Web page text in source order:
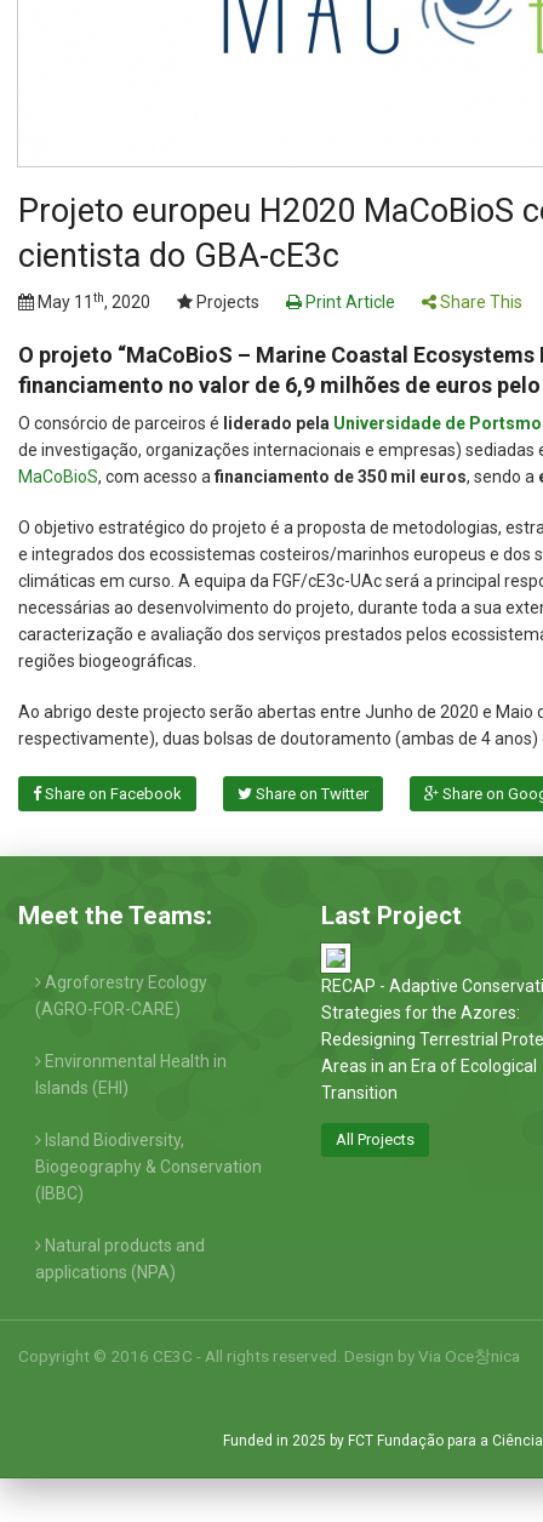
Projeto europeu H2020 MaCoBioS
cientista do GBA-cE3c
May 11 th, 2020 Projects Print Article Share This
O projeto “MaCoBioS – Marine Coastal
financiamento no valor de 6,9 milhões de euros
O consórcio de parceiros é liderado pela Universidade de
de investigação, organizações internacionais e empresas) sediadas
MaCoBioS, com acesso afinanciamento de 350 mil euros, sendo a
O objetivo estratégico do projeto é a proposta de metodologias,
e integrados dos ecossistemas costeiros/marinhos europeus e dos
climáticas em curso. A equipa da FGF/cE3c-UAc será a principal
necessárias ao desenvolvimento do projeto, durante toda a sua
caracterização e avaliação dos serviços prestados pelos
regiões biogeográficas.
Ao abrigo deste projecto serão abertas entre Junho de 2020 e
respectivamente), duas bolsas de doutoramento (ambas de 4
Share on Facebook Share on Twitter Share on
Meet the Teams:
Agroforestry Ecology
(AGRO-FOR-CARE)
Environmental Health in
Islands (EHI)
Island Biodiversity,
Biogeography & Conservation
(IBBC)
Natural products and
applications (NPA)
Last Project
RECAP - Adaptive
Strategies for the Azores:
Redesigning Terrestrial
Areas in an Era of Ecological
Transition
All Projects
Copyright © 2016 CE3C - All rights reserved. Design byVia Oce창nica
Funded in 2025 by FCT Fundação para a